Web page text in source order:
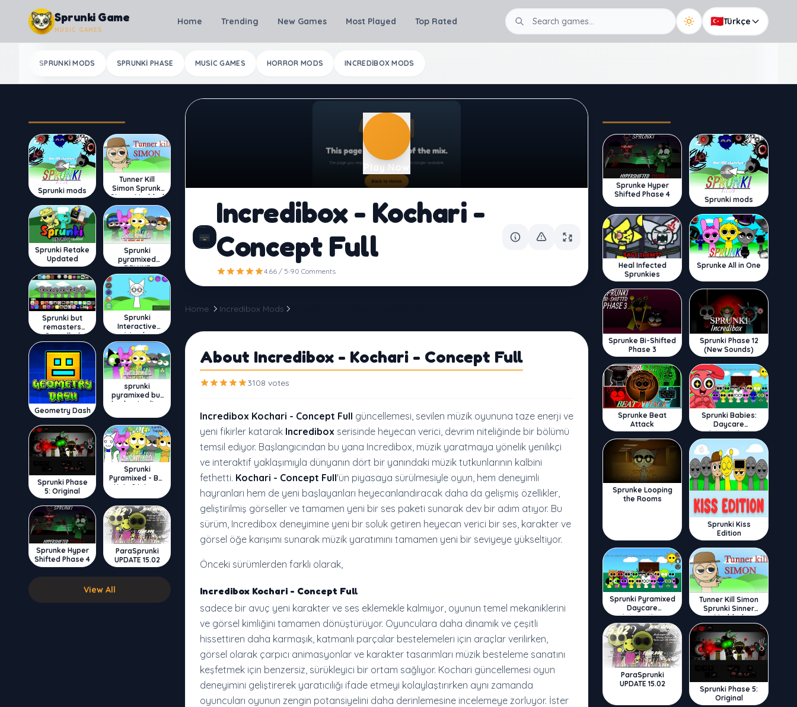
Skip to content
Sprunki Game
MUSIC GAMES
Home Trending New Games Most Played Top Rated 🇹🇷Türkçe
SPRUNKI MODS SPRUNKI PHASE MUSIC GAMES HORROR MODS INCREDIBOX MODS
Sprunki mods
Tunner Kill
Simon Sprunki
Sinner Modded
Sprunki Retake
Updated
Sprunki
pyramixed
DELUXE
Sprunki but
remasters
Cancelled
Sprunki
Interactive
Wenda
Geometry Dash
sprunki
pyramixed but
broker is alive
Sprunki Phase
5: Original
Sprunki
Pyramixed - But
Upin & Ipin oc
Sprunke Hyper
Shifted Phase 4
ParaSprunki
UPDATE 15.02
View All
Play Now
Incredibox - Kochari -
Concept Full
4.66 / 5·90 Comments
Home Incredibox Mods
About Incredibox - Kochari - Concept Full
3108 votes
Incredibox Kochari - Concept Full güncellemesi, sevilen müzik oyununa taze enerji ve
yeni fikirler katarak Incredibox serisinde heyecan verici, devrim niteliğinde bir bölümü
temsil ediyor. Başlangıcından bu yana Incredibox, müzik yaratmaya yönelik yenilikçi
ve interaktif yaklaşımıyla dünyanın dört bir yanındaki müzik tutkunlarının kalbini
fethetti. Kochari - Concept Full'ün piyasaya sürülmesiyle oyun, hem deneyimli
hayranları hem de yeni başlayanları heyecanlandıracak daha da gelişmiş özellikler,
geliştirilmiş görseller ve tamamen yeni bir ses paketi sunarak dev bir adım atıyor. Bu
sürüm, Incredibox deneyimine yeni bir soluk getiren heyecan verici bir ses, karakter ve
görsel öğe karışımı sunarak müzik yaratımını tamamen yeni bir seviyeye yükseltiyor.
Önceki sürümlerden farklı olarak,
Incredibox Kochari - Concept Full
sadece bir avuç yeni karakter ve ses eklemekle kalmıyor, oyunun temel mekaniklerini
ve görsel kimliğini tamamen dönüştürüyor. Oyunculara daha dinamik ve çeşitli
hissettiren daha karmaşık, katmanlı parçalar bestelemeleri için araçlar verilirken,
görsel olarak çarpıcı animasyonlar ve karakter tasarımları müzik besteleme sanatını
keşfetmek için benzersiz, sürükleyici bir ortam sağlıyor. Kochari güncellemesi oyun
deneyimini geliştirerek yaratıcılığı ifade etmeyi kolaylaştırırken aynı zamanda
oyuncuları oyunun zengin potansiyelini daha derinlemesine incelemeye zorluyor. İster
Sprunke Hyper
Shifted Phase 4
Sprunki mods
Heal Infected
Sprunkies
Sprunke All in One
Sprunke Bi-Shifted
Phase 3
Sprunki Phase 12
(New Sounds)
Sprunke Beat
Attack
Sprunki Babies:
Daycare
Interactive
Sprunke Looping
the Rooms
Sprunki Kiss
Edition
Sprunki Pyramixed
Daycare
Interactive
Tunner Kill Simon
Sprunki Sinner
Modded
ParaSprunki
UPDATE 15.02
Sprunki Phase 5:
Original